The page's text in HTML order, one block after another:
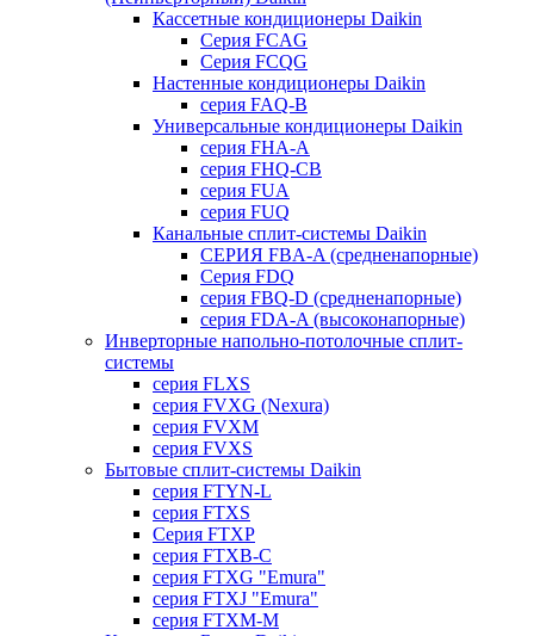
Кассетные кондиционеры Daikin
Серия FCAG
Серия FCQG
Настенные кондиционеры Daikin
серия FAQ-B
Универсальные кондиционеры Daikin
серия FHA-A
серия FHQ-CB
серия FUA
серия FUQ
Канальные сплит-системы Daikin
СЕРИЯ FBA-A (средненапорные)
Серия FDQ
серия FBQ-D (средненапорные)
серия FDA-A (высоконапорные)
Инверторные напольно-потолочные сплит-
системы
серия FLXS
серия FVXG (Nexura)
серия FVXM
серия FVXS
Бытовые сплит-системы Daikin
серия FTYN-L
серия FTXS
Серия FTXP
серия FTXB-C
серия FTXG "Emura"
серия FTXJ "Emura"
серия FTXM-M